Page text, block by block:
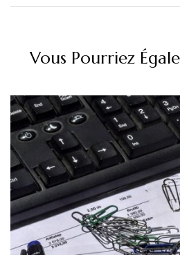
Vous Pourriez